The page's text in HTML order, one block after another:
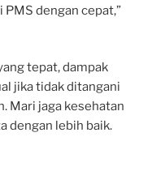
dengan cepat,”
tepat, dampak
jika tidak ditangani
Mari jaga kesehatan
dengan lebih baik.